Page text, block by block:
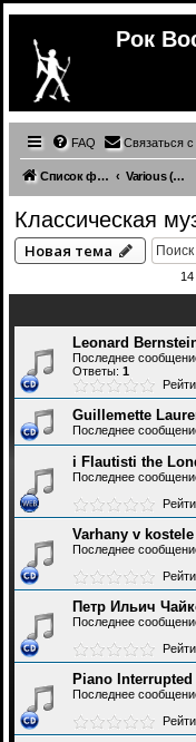
Рок
FAQ Связаться
Список форумов Various (Разное)
Классическая
Новая тема
Leonard
Последнее
Ответы: 1
Guillemette
Последнее
i Flautisti the
Последнее
Varhany v
Последнее
Петр Ильич
Последнее
Piano
Последнее